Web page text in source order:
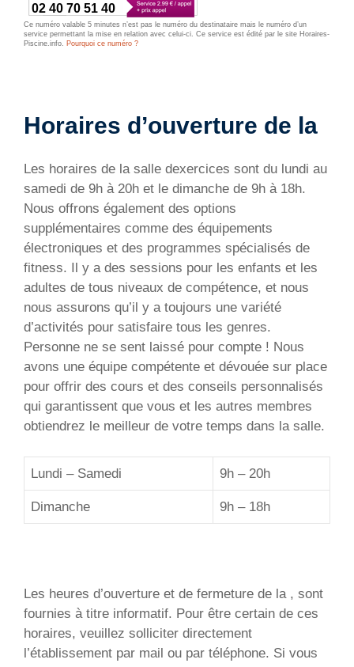
02 40 70 51 40
Ce numéro valable 5 minutes n’est pas le numéro du destinataire mais le numéro d’un
service permettant la mise en relation avec celui-ci. Ce service est édité par le site Horaires-
Piscine.info. Pourquoi ce numéro ?
Horaires d’ouverture de la
Les horaires de la salle dexercices sont du lundi au
samedi de 9h à 20h et le dimanche de 9h à 18h.
Nous offrons également des options
supplémentaires comme des équipements
électroniques et des programmes spécialisés de
fitness. Il y a des sessions pour les enfants et les
adultes de tous niveaux de compétence, et nous
nous assurons qu’il y a toujours une variété
d’activités pour satisfaire tous les genres.
Personne ne se sent laissé pour compte ! Nous
avons une équipe compétente et dévouée sur place
pour offrir des cours et des conseils personnalisés
qui garantissent que vous et les autres membres
obtiendrez le meilleur de votre temps dans la salle.
Lundi – Samedi 9h – 20h
Dimanche 9h – 18h
Les heures d’ouverture et de fermeture de la , sont
fournies à titre informatif. Pour être certain de ces
horaires, veuillez solliciter directement
l’établissement par mail ou par téléphone. Si vous